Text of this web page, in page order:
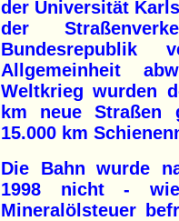
der Universität
der
Allgemeinheit
Weltkrieg wurden
km neue Straßen
15.000 km
Die Bahn wurde
1998 nicht -
Mineralölsteuer